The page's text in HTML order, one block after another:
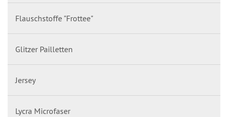
Flauschstoffe "Frottee"
Glitzer Pailletten
Jersey
Lycra Microfaser